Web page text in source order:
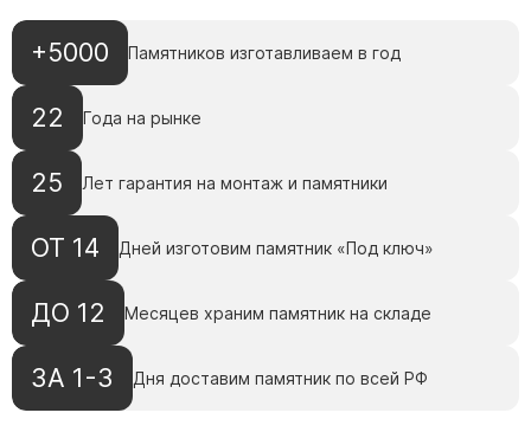
Памятники со свечей
Памятники с лебедями
Памятники ростовые
Памятник Родителям
+5000 Памятников изготавливаем в год
22 Года на рынке
25 Лет гарантия на монтаж и памятники
ОТ 14 Дней изготовим памятник «Под ключ»
ДО 12 Месяцев храним памятник на складе
ЗА 1-3 Дня доставим памятник по всей РФ